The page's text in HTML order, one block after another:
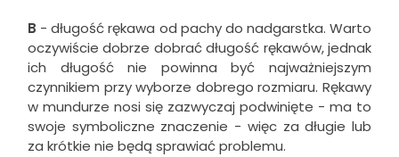
B - długość rękawa od pachy do nadgarstka. Warto
oczywiście dobrze dobrać długość rękawów, jednak
ich długość nie powinna być najważniejszym
czynnikiem przy wyborze dobrego rozmiaru. Rękawy
w mundurze nosi się zazwyczaj podwinięte - ma to
swoje symboliczne znaczenie - więc za długie lub
za krótkie nie będą sprawiać problemu.